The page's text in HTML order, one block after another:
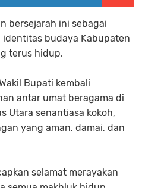
bersejarah ini sebagai
budaya Kabupaten
terus hidup.⁣
Bupati kembali
antar umat beragama di
Utara senantiasa kokoh,
yang aman, damai, dan
selamat merayakan